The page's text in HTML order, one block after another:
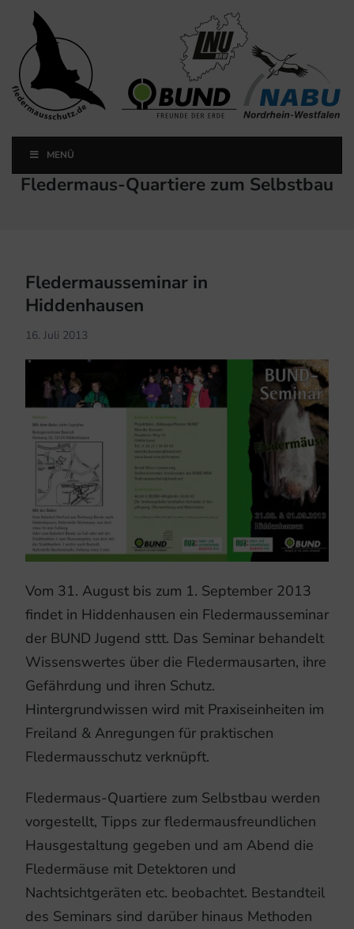
Landesfachausschuss
Fledermausschutz NRW
Landesfachausschuss Fledermausschutz NRW
MENÜ
Schlagwort:
Fledermaus-Quartiere zum Selbstbau
Fledermausseminar in
Hiddenhausen
16. Juli 2013
Vom 31. August bis zum 1. September 2013
findet in Hiddenhausen ein Fledermausseminar
der BUND Jugend sttt. Das Seminar behandelt
Wissenswertes über die Fledermausarten, ihre
Gefährdung und ihren Schutz.
Hintergrundwissen wird mit Praxiseinheiten im
Freiland & Anregungen für praktischen
Fledermausschutz verknüpft.
Fledermaus-Quartiere zum Selbstbau werden
vorgestellt, Tipps zur fledermausfreundlichen
Hausgestaltung gegeben und am Abend die
Fledermäuse mit Detektoren und
Nachtsichtgeräten etc. beobachtet. Bestandteil
des Seminars sind darüber hinaus Methoden